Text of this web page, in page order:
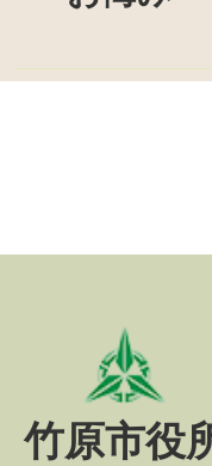
竹原市役